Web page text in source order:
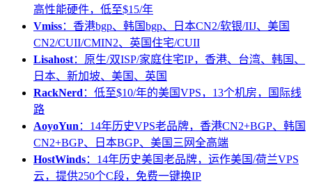
高性能硬件，低至$15/年
Vmiss：香港bgp、韩国bgp、日本CN2/软银/IIJ、美国
CN2/CUII/CMIN2、英国住宅/CUII
Lisahost：原生/双ISP/家庭住宅IP，香港、台湾、韩国、
日本、新加坡、美国、英国
RackNerd：低至$10/年的美国VPS，13个机房，国际线
路
AoyoYun：14年历史VPS老品牌，香港CN2+BGP、韩国
CN2+BGP、日本BGP、美国三网全高端
HostWinds：14年历史美国老品牌，运作美国/荷兰VPS
云，提供250个C段，免费一键换IP